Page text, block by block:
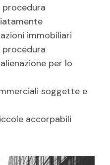
immobiliari
per lo
soggette e
accorpabili